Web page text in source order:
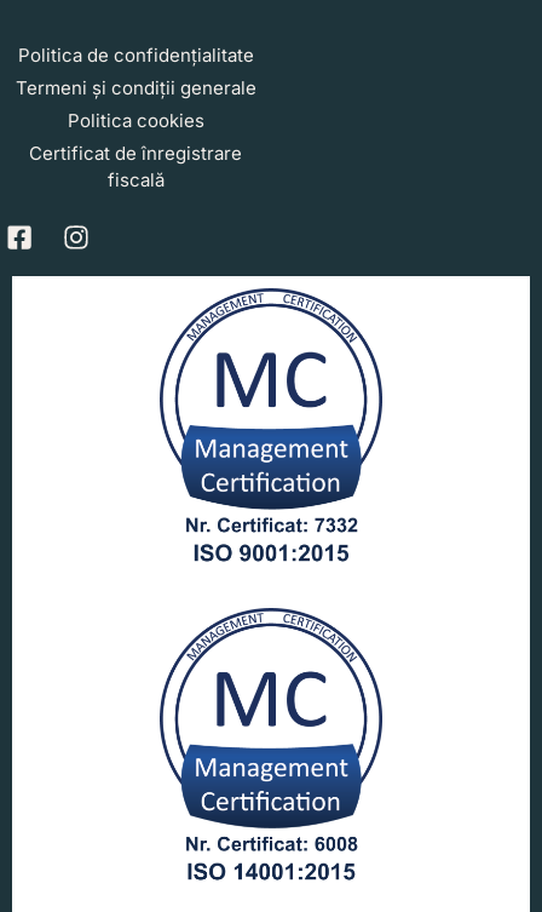
Politica de confidențialitate
Termeni și condiții generale
Politica cookies
Certificat de înregistrare
fiscală